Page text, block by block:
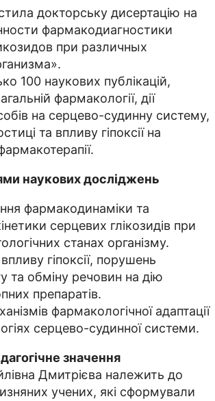
докторську дисертацію на
фармакодиагностики
при различных
100 наукових публікацій,
фармакології, дії
на серцево-судинну систему,
та впливу гіпоксії на
наукових досліджень
фармакодинаміки та
серцевих глікозидів при
станах організму.
гіпоксії, порушень
та обміну речовин на дію
препаратів.
фармакологічної адаптації
серцево-судинної системи.
значення
Дмитрієва належить до
учених, які сформували